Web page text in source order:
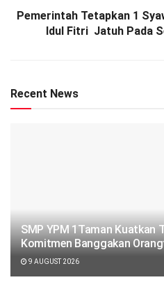
Pemerintah Tetapkan 1
Idul Fitri Jatuh Pada
Recent News
SMP YPM 1Taman Kuatkan
Komitmen Banggakan
9 AUGUST 2026